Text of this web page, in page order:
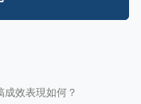
效表現如何？